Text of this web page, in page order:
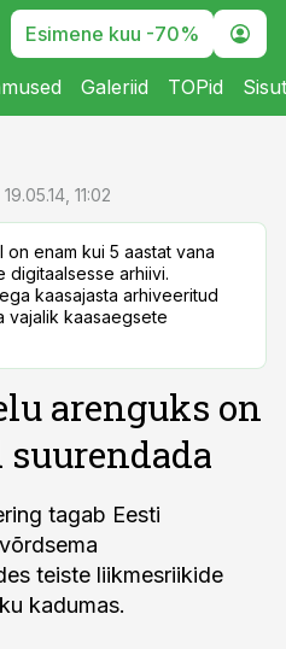
Esimene kuu -70%
Galeriid TOPid
19.05.14, 11:02
on enam kui 5 aastat vana
digitaalsesse arhiivi.
kaasajasta arhiveeritud
vajalik kaasaegsete
arenguks on
tagab Eesti
teiste liikmesriikide
kadumas.